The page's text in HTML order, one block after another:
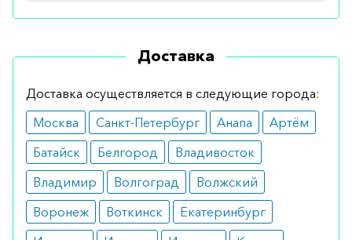
высоким риском переломов.
Противопоказания
Запрещено принимать препарат больным с
аллергией на составляющие вещества, а также
людям, у которых диагностированы
гипокальциемия и серьезные проблемы с
почками.
Как принимать
Доставка
Доставка осуществляется в следующие города:
Москва
Санкт-Петербург Анапа
Артём
Батайск
Белгород
Владивосток
Владимир
Волгоград
Волжский
Воронеж
Воткинск
Екатеринбург